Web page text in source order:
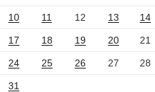
10 11 12 13 14
17 18 19 20 21
24 25 26 27 28
31